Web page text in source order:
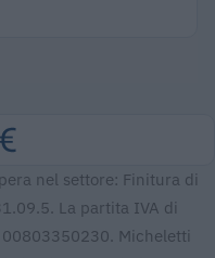
nel settore: Finitura di
La partita IVA di
00803350230. Micheletti